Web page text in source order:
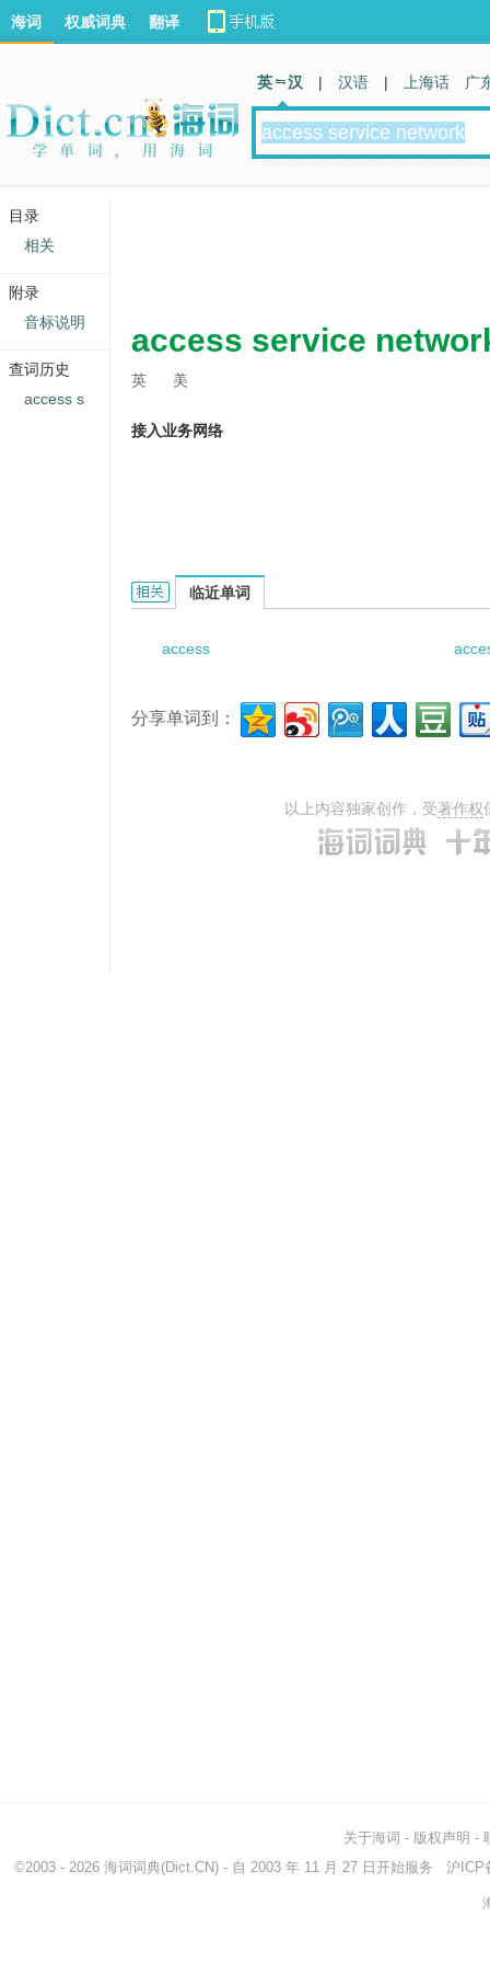
access service
英 美
接入业务网络
access service network的相关资料：
临近单词
access
分享单词到：
以上内容独家创作，受著作权
海词 权威词典 翻译
英 汉 | 汉语 | 上海话 广
关于海词 - 版权声明 -
©2003 - 2026 海词词典(Dict.CN) - 自 2003 年 11 月 27 日开始服务 沪ICP
目录
相关
附录
音标说明
查词历史
access s